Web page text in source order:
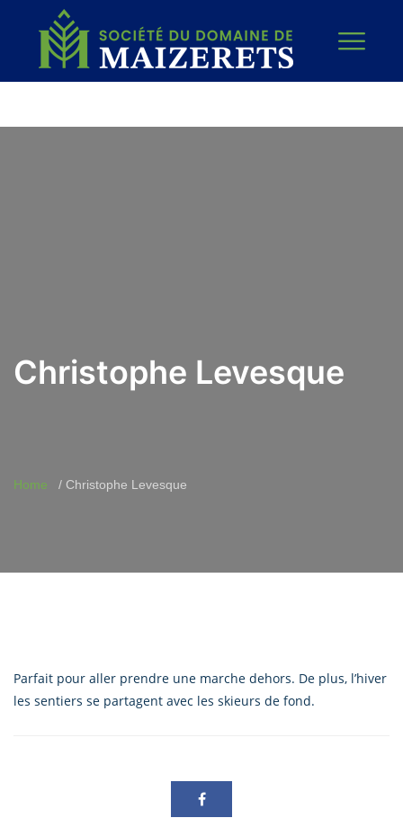
Christophe Levesque
Home Christophe Levesque
Parfait pour aller prendre une marche dehors. De plus, l’hiver
les sentiers se partagent avec les skieurs de fond.